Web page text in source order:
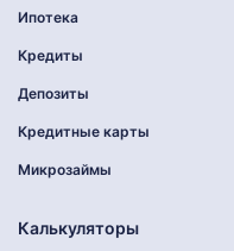
Ипотека
Кредиты
Депозиты
Кредитные карты
Микрозаймы
Калькуляторы